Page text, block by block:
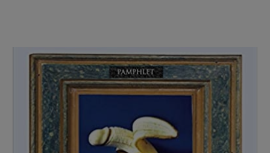
RUBRICHE
Archeologie del
presente
Fumetti
Libro & Film
Pulp for kids